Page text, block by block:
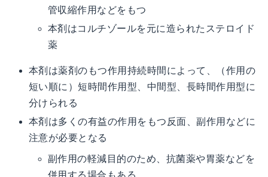
管収縮作用などをもつ
本剤はコルチゾールを元に造られたステロイド
薬
本剤は薬剤のもつ作用持続時間によって、（作用の
短い順に）短時間作用型、中間型、長時間作用型に
分けられる
本剤は多くの有益の作用をもつ反面、副作用などに
注意が必要となる
副作用の軽減目的のため、抗菌薬や胃薬などを